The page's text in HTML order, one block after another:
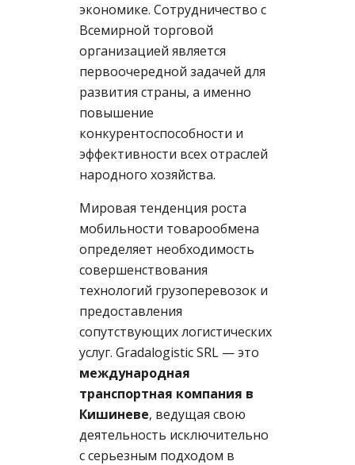
экономике. Сотрудничество с
Всемирной торговой
организацией является
первоочередной задачей для
развития страны, а именно
повышение
конкурентоспособности и
эффективности всех отраслей
народного хозяйства.
Мировая тенденция роста
мобильности товарообмена
определяет необходимость
совершенствования
технологий грузоперевозок и
предоставления
сопутствующих логистических
услуг. Gradalogistic SRL — это
международная
транспортная компания в
Кишиневе, ведущая свою
деятельность исключительно
с серьезным подходом в